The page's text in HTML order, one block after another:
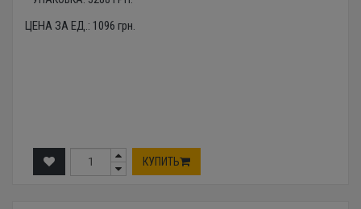
ЦЕНА ЗА ЕД.: 1096 грн.
КУПИТЬ